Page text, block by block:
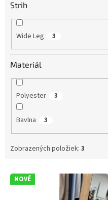
Strih
Wide Leg 3
Materiál
Polyester 3
Bavlna 3
Zobrazených položiek: 3
V NOVÉ